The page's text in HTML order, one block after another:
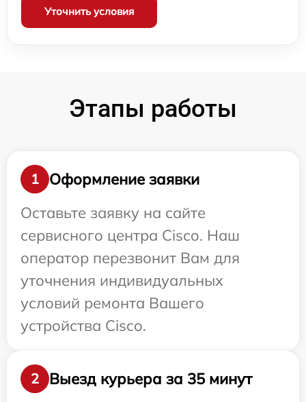
Уточнить условия
Этапы работы
1
Оформление заявки
Оставьте заявку на сайте
сервисного центра Cisco. Наш
оператор перезвонит Вам для
уточнения индивидуальных
условий ремонта Вашего
устройства Cisco.
2
Выезд курьера за 35 минут